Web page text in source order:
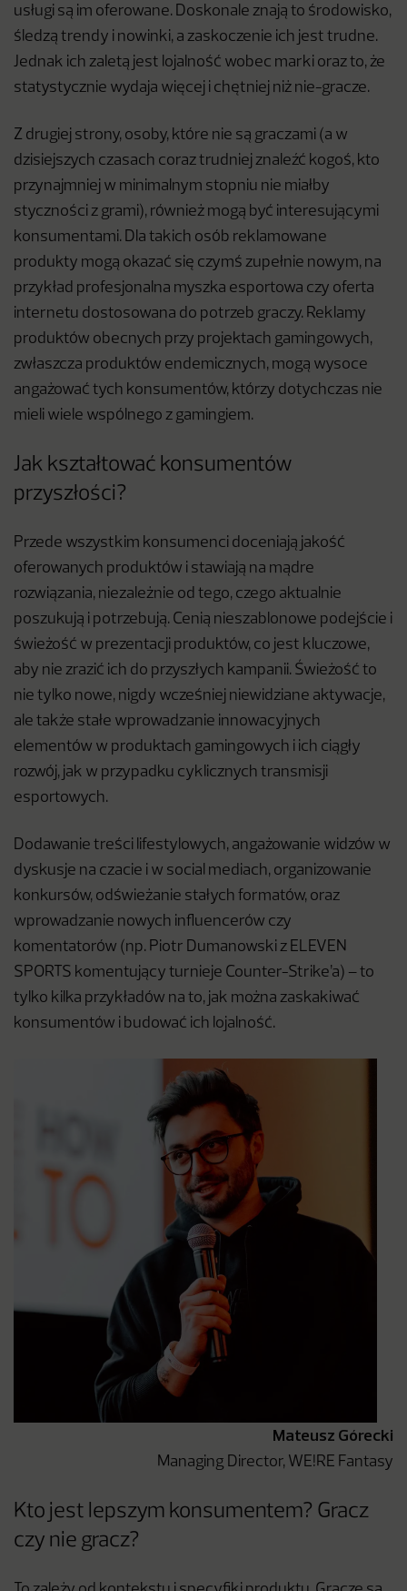
usługi są im oferowane. Doskonale znają to środowisko,
śledzą trendy i nowinki, a zaskoczenie ich jest trudne.
Jednak ich zaletą jest lojalność wobec marki oraz to, że
statystycznie wydaja więcej i chętniej niż nie-gracze.
Z drugiej strony, osoby, które nie są graczami (a w
dzisiejszych czasach coraz trudniej znaleźć kogoś, kto
przynajmniej w minimalnym stopniu nie miałby
styczności z grami), również mogą być interesującymi
konsumentami. Dla takich osób reklamowane
produkty mogą okazać się czymś zupełnie nowym, na
przykład profesjonalna myszka esportowa czy oferta
internetu dostosowana do potrzeb graczy. Reklamy
produktów obecnych przy projektach gamingowych,
zwłaszcza produktów endemicznych, mogą wysoce
angażować tych konsumentów, którzy dotychczas nie
mieli wiele wspólnego z gamingiem.
Jak kształtować konsumentów
przyszłości?
Przede wszystkim konsumenci doceniają jakość
oferowanych produktów i stawiają na mądre
rozwiązania, niezależnie od tego, czego aktualnie
poszukują i potrzebują. Cenią nieszablonowe podejście i
świeżość w prezentacji produktów, co jest kluczowe,
aby nie zrazić ich do przyszłych kampanii. Świeżość to
nie tylko nowe, nigdy wcześniej niewidziane aktywacje,
ale także stałe wprowadzanie innowacyjnych
elementów w produktach gamingowych i ich ciągły
rozwój, jak w przypadku cyklicznych transmisji
esportowych.
Dodawanie treści lifestylowych, angażowanie widzów w
dyskusje na czacie i w social mediach, organizowanie
konkursów, odświeżanie stałych formatów, oraz
wprowadzanie nowych influencerów czy
komentatorów (np. Piotr Dumanowski z ELEVEN
SPORTS komentujący turnieje Counter-Strike’a) – to
tylko kilka przykładów na to, jak można zaskakiwać
konsumentów i budować ich lojalność.
Mateusz Górecki
Managing Director, WE!RE Fantasy
Kto jest lepszym konsumentem? Gracz
czy nie gracz?